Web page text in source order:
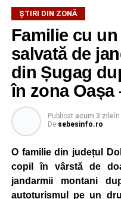
La ediția din acest an
didactice din întreaga
profesori debutanți,
școlari, directori de
învățători,
sistemul de învățământ.
Participare, consens și
Tema ediției din acest
importante resurse:
este lipsa ideilor, ci
acestea să poată fi
ȘTIRI DIN ZONĂ
Familie cu
salvată de
din Șugag
în zona Oașa
Publicat acum 3 zileîn
De sebesinfo.ro
O familie din județul
copil în vârstă de
jandarmii montani
autoturismul pe un